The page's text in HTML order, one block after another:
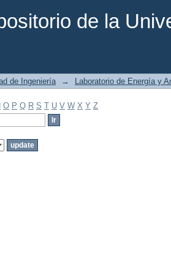
de la
de Ingeniería → Laboratorio de Energía y
O P Q R S T U V W X Y Z